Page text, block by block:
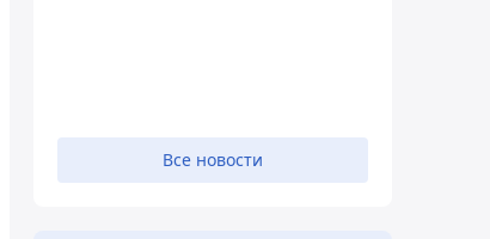
Все новости